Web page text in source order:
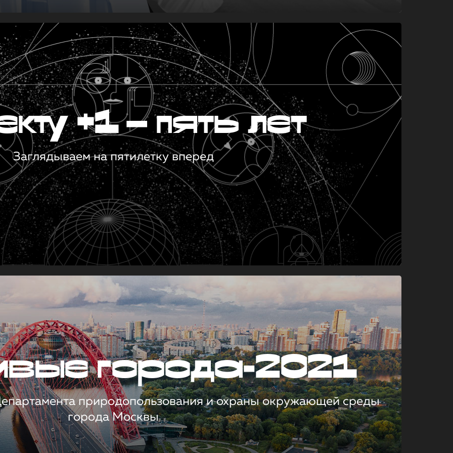
+1 — пять лет
Заглядываем на пятилетку вперед
города-2021
природопользования и охраны окружающей среды
города Москвы